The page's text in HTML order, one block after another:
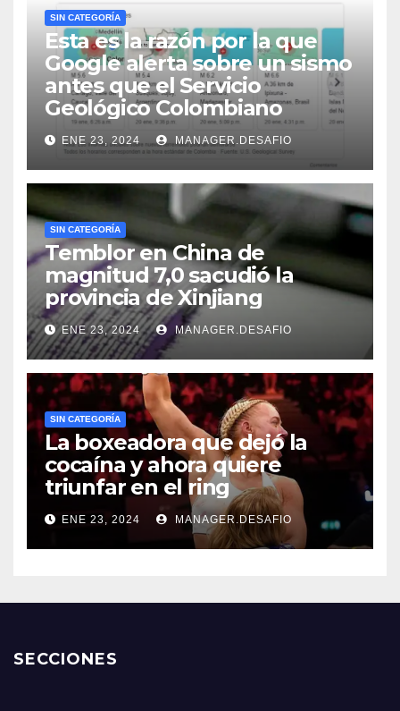
SIN CATEGORÍA
Esta es la razón por la que
Google alerta sobre un sismo
antes que el Servicio
Geológico Colombiano
ENE 23, 2024 MANAGER.DESAFIO
SIN CATEGORÍA
Temblor en China de
magnitud 7,0 sacudió la
provincia de Xinjiang
ENE 23, 2024 MANAGER.DESAFIO
SIN CATEGORÍA
La boxeadora que dejó la
cocaína y ahora quiere
triunfar en el ring​
ENE 23, 2024 MANAGER.DESAFIO
SECCIONES